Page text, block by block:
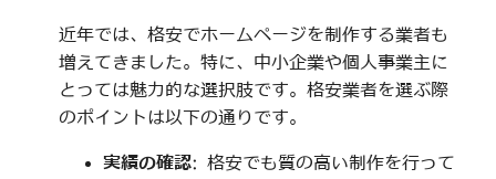
近年では、格安でホームページを制作する業者も
増えてきました。特に、中小企業や個人事業主に
とっては魅力的な選択肢です。格安業者を選ぶ際
のポイントは以下の通りです。
実績の確認: 格安でも質の高い制作を行って